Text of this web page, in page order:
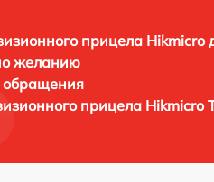
прицела Hikmicro
желанию
обращения
прицела Hikmicro